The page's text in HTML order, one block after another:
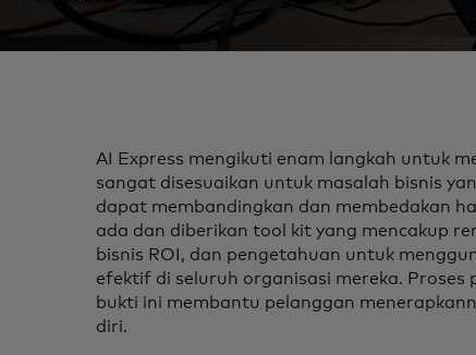
AI Express mengikuti enam langkah untuk
sangat disesuaikan untuk masalah bisnis
dapat membandingkan dan membedakan
ada dan diberikan tool kit yang mencakup
bisnis ROI, dan pengetahuan untuk
efektif di seluruh organisasi mereka. Proses
bukti ini membantu pelanggan
diri.